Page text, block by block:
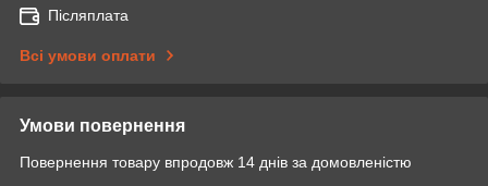
Післяплата
Всі умови оплати
Умови повернення
Повернення товару впродовж 14 днів за домовленістю